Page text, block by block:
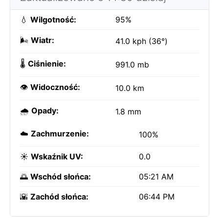
💧 Wilgotność: 95%
🌬️ Wiatr: 41.0 kph (36°)
🌡️ Ciśnienie: 991.0 mb
👁️ Widoczność: 10.0 km
🌧️ Opady: 1.8 mm
☁️ Zachmurzenie: 100%
☀️ Wskaźnik UV: 0.0
🌅 Wschód słońca: 05:21 AM
🌇 Zachód słońca: 06:44 PM